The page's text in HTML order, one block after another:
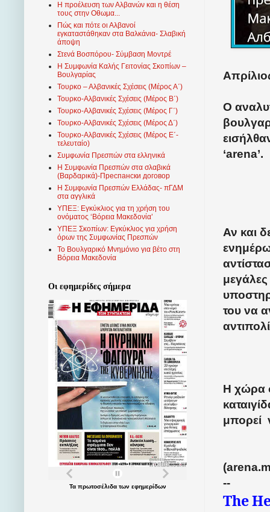
Ο
‘arena’.
Αν και
του να
Η χώρα
μπορεί
--
The
Η προέλευση των Αλβανών και η θέση
τους στην Οθωμα...
Πώς και πότε οι Αλβανοί
εγκαταστάθηκαν στα Βαλκάνια- Σλαβική
άποψη
Στενά Βοσπόρου- Σύμβαση Μοντρέ
Η Συμφωνία Καλής Γειτονίας Σκοπίων –
Βουλγαρίας
Τουρκο – Αλβανικές Σχέσεις (Mέρος Α΄)
Τουρκο-Αλβανικές Σχέσεις (Μέρος Β΄)
Τουρκο-Αλβανικές Σχέσεις (Μέρος Γ΄)
Τουρκο-Αλβανικές Σχέσεις (Μέρος Δ΄)
Τουρκο-Αλβανικές Σχέσεις (Μέρος Ε΄-
τελευταίο)
Συμφωνία Πρεσπών στα ελληνικά
Η Συμφωνία Πρεσπών στα σλαβικά
(Βαρδαρικά)-Преспански договор
Η Συμφωνία Πρεσπών Ελλάδας- πΓΔΜ
στα αγγλικά
ΥΠΕΞ: Εγκύκλιος για τη χρήση του
ονόματος ‘Βόρεια Μακεδονία’
ΥΠΕΞ Σκοπίων: Εγκύκλιος για χρήση
όρων της Συμφωνίας Πρεσπών
Το Βουλγαρικό Μνημόνιο για βέτο στη
Βόρεια Μακεδονία
Οι εφημερίδες σήμερα
Τα πρωτοσέλιδατων εφημερίδων